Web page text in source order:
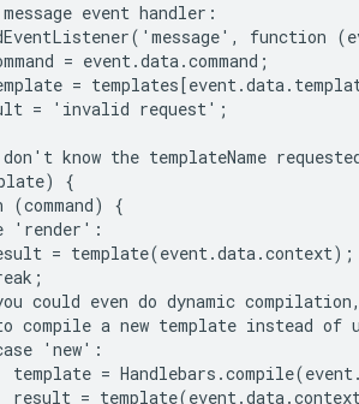
event handler:
function
= event.data.command;
=
= 'invalid request';
know the templateName
{
(command) {
'render':
= template(event.data.context);
could even do dynamic
compile a new template instead of
'new':
template =
result =